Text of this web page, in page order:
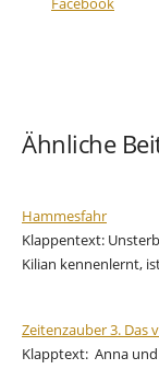
Ähnliche
Hammesfahr
Klappentext:
Kilian kennenlernt,
Zeitenzauber 3. Das
Klapptext: Anna